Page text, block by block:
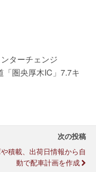
ターチェンジ
「圏央厚木IC」7.7キ
次の投稿
積載、出荷日情報から自
動で配車計画を作成